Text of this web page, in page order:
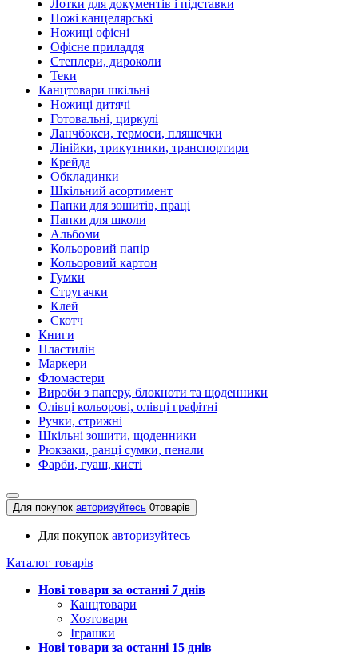
Лотки для документів і підставки
Ножі канцелярські
Ножиці офісні
Офісне приладдя
Степлери, дироколи
Теки
Канцтовари шкільні
Ножиці дитячі
Готовальні, циркулі
Ланчбокси, термоси, пляшечки
Лінійки, трикутники, транспортири
Крейда
Обкладинки
Шкільний асортимент
Папки для зошитів, праці
Папки для школи
Альбоми
Кольоровий папір
Кольоровий картон
Гумки
Стругачки
Клей
Скотч
Книги
Пластилін
Маркери
Фломастери
Вироби з паперу, блокноти та щоденники
Олівці кольорові, олівці графітні
Ручки, стрижні
Шкільні зошити, щоденники
Рюкзаки, ранці сумки, пенали
Фарби, гуаш, кисті
Для покупок авторизуйтесь 0товарів
Для покупок авторизуйтесь
Каталог товарів
Нові товари за останнi 7 днiв
Канцтовари
Хозтовари
Іграшки
Нові товари за останнi 15 днiв